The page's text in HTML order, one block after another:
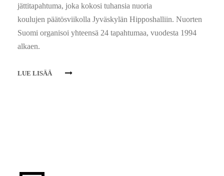
jättitapahtuma, joka kokosi tuhansia nuoria
koulujen päätösviikolla Jyväskylän Hipposhalliin. Nuorten
Suomi organisoi yhteensä 24 tapahtumaa, vuodesta 1994
alkaen.
LUE LISÄÄ